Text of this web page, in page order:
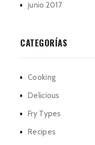
junio 2017
CATEGORÍAS
Cooking
Delicious
Fry Types
Recipes